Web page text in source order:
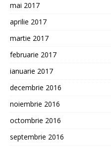
mai 2017
aprilie 2017
martie 2017
februarie 2017
ianuarie 2017
decembrie 2016
noiembrie 2016
octombrie 2016
septembrie 2016